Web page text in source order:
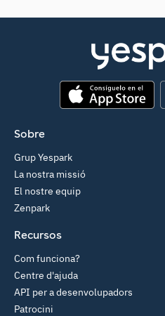
Sobre
Grup Yespark
La nostra missió
El nostre equip
Zenpark
Recursos
Com funciona?
Centre d'ajuda
API per a desenvolupadors
Patrocini